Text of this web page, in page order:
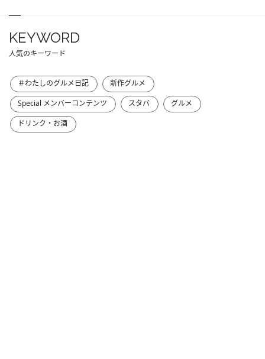
KEYWORD
人気のキーワード
＃わたしのグルメ日記
新作グルメ
Special メンバーコンテンツ
スタバ
グルメ
ドリンク・お酒